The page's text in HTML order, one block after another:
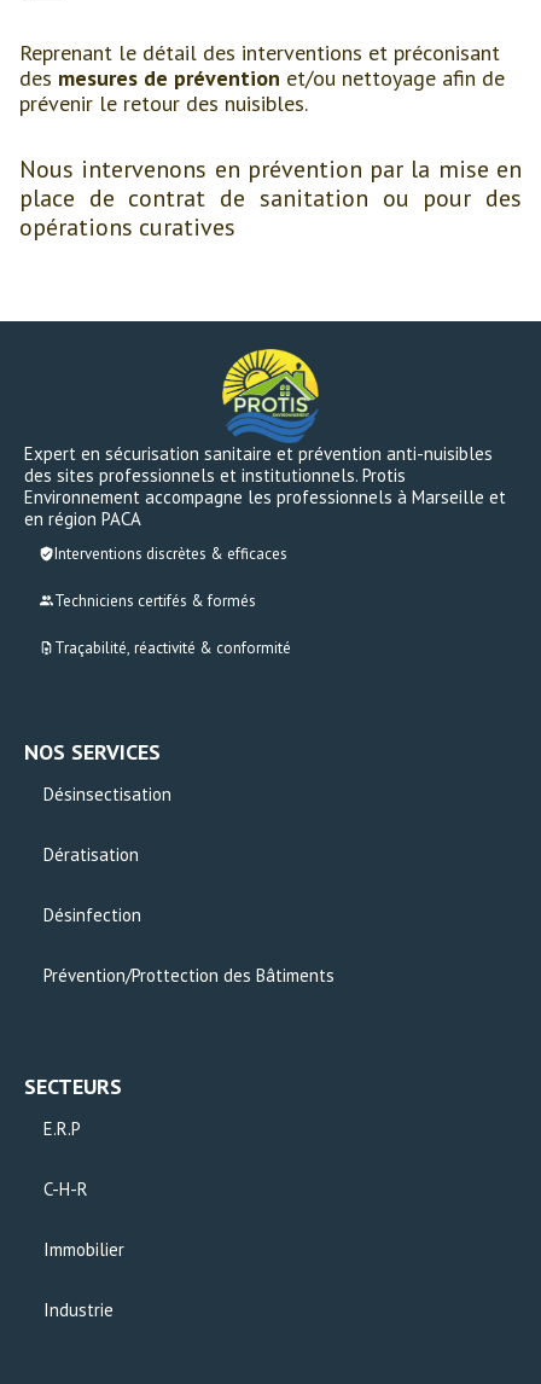
Reprenant le détail des interventions et préconisant
des mesures de prévention et/ou nettoyage afin de
prévenir le retour des nuisibles.
Nous intervenons en prévention par la mise en
place de contrat de sanitation ou pour des
opérations curatives
Expert en sécurisation sanitaire et prévention anti-nuisibles
des sites professionnels et institutionnels. Protis
Environnement accompagne les professionnels à Marseille et
en région PACA
Interventions discrètes & efficaces
Techniciens certifés & formés
Traçabilité, réactivité & conformité
NOS SERVICES
Désinsectisation
Dératisation
Désinfection
Prévention/Prottection des Bâtiments
SECTEURS
E.R.P
C-H-R
Immobilier
Industrie